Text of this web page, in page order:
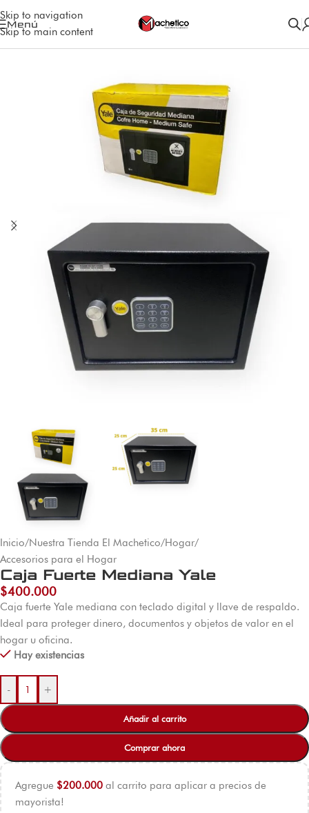
Skip to navigation
Skip to main content
Menú
Inicio/Nuestra Tienda El Machetico/Hogar/
Accesorios para el Hogar
Caja Fuerte Mediana Yale
$400.000
Caja fuerte Yale mediana con teclado digital y llave de respaldo.
Ideal para proteger dinero, documentos y objetos de valor en el
hogar u oficina.
Hay existencias
- +
Añadir al carrito
Comprar ahora
Agregue $200.000 al carrito para aplicar a precios de
mayorista!